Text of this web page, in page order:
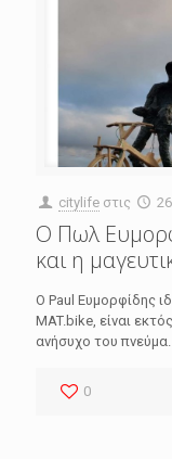
citylife στις
Ο Πωλ
και η
O Paul Ευμορφίδης
MAT.bike, είναι
ανήσυχο του πνεύμα.
0